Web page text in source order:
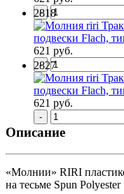
2818
621 руб.
2827
621 руб.
Описание
«Молнии» RIRI
на тесьме Spun Polyester